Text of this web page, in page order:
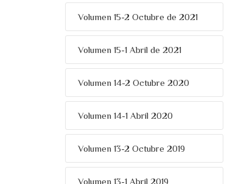
Volumen 15-2 Octubre de 2021
Volumen 15-1 Abril de 2021
Volumen 14-2 Octubre 2020
Volumen 14-1 Abril 2020
Volumen 13-2 Octubre 2019
Volumen 13-1 Abril 2019